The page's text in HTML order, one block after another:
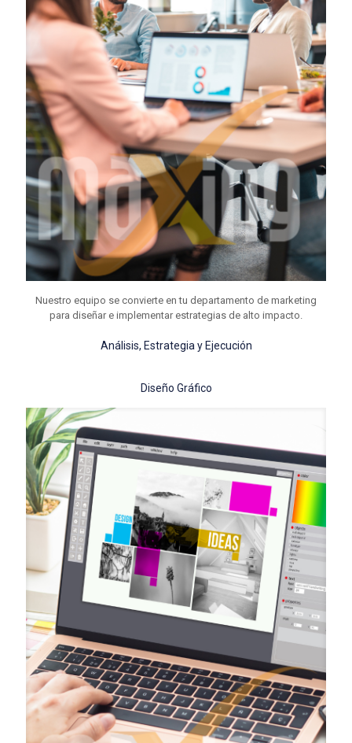
Nuestro equipo se convierte en tu departamento de marketing
para diseñar e implementar estrategias de alto impacto.
Análisis, Estrategia y Ejecución
Diseño Gráfico